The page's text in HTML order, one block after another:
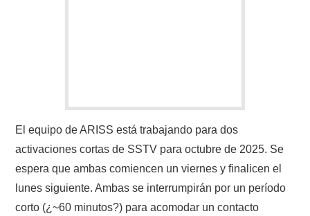
El equipo de ARISS está trabajando para dos
activaciones cortas de SSTV para octubre de 2025. Se
espera que ambas comiencen un viernes y finalicen el
lunes siguiente. Ambas se interrumpirán por un período
corto (¿~60 minutos?) para acomodar un contacto